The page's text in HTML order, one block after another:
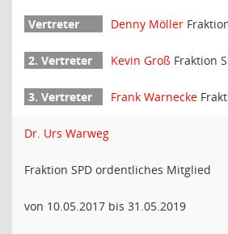
Denny Möller
Kevin Groß Fraktion
Frank Warnecke
Dr. Urs Warweg
Fraktion SPD ordentliches Mitglied
von 10.05.2017 bis 31.05.2019